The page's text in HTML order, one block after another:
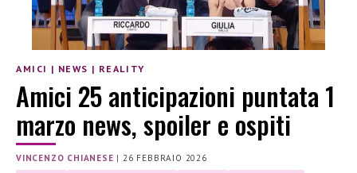
AMICI | NEWS | REALITY
Amici 25 anticipazioni puntata 1
marzo news, spoiler e ospiti
VINCENZO CHIANESE |26 FEBBRAIO 2026